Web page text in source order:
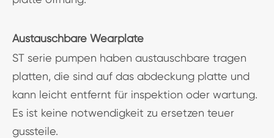
Austauschbare Wearplate
ST serie pumpen haben austauschbare tragen
platten, die sind auf das abdeckung platte und
kann leicht entfernt für inspektion oder wartung.
Es ist keine notwendigkeit zu ersetzen teuer
gussteile.